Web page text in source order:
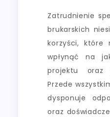
Zatrudnienie
brukarskich
korzyści, które
wpłynąć na
projektu oraz
Przede
dysponuje
oraz